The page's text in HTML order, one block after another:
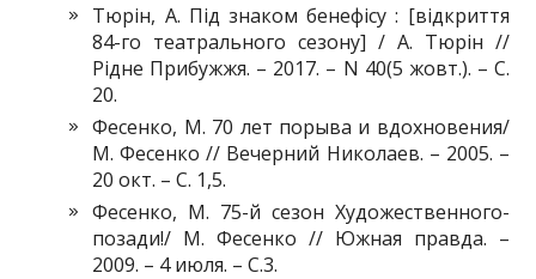
Тюрін, А. Під знаком бенефісу : [відкриття
84-го театрального сезону] / А. Тюрін //
Рідне Прибужжя. – 2017. – N 40(5 жовт.). – С.
20.
Фесенко, М. 70 лет порыва и вдохновения/
М. Фесенко // Вечерний Николаев. – 2005. –
20 окт. – С. 1,5.
Фесенко, М. 75-й сезон Художественного-
позади!/ М. Фесенко // Южная правда. –
2009. – 4 июля. – С.3.